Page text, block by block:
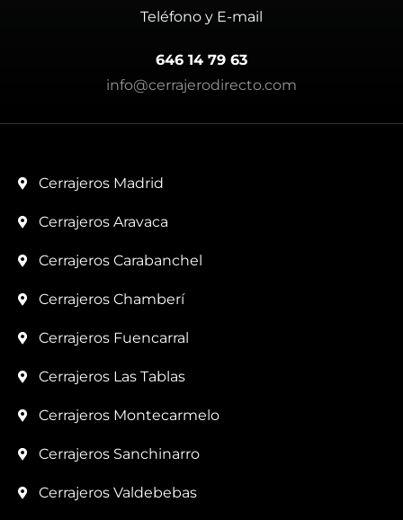
Teléfono y E-mail
646 14 79 63
info@cerrajerodirecto.com
Cerrajeros Madrid
Cerrajeros Aravaca
Cerrajeros Carabanchel
Cerrajeros Chamberí
Cerrajeros Fuencarral
Cerrajeros Las Tablas
Cerrajeros Montecarmelo
Cerrajeros Sanchinarro
Cerrajeros Valdebebas